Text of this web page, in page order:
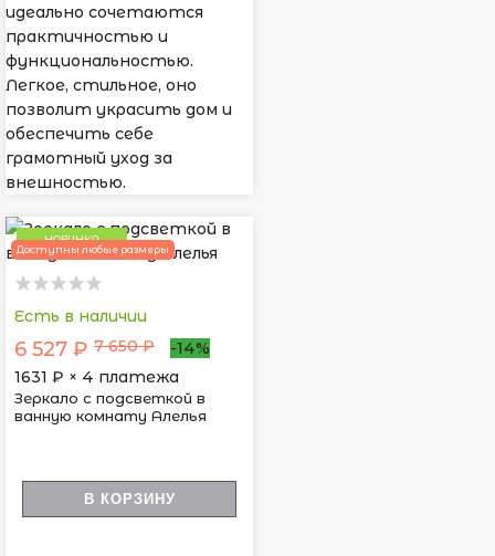
идеально сочетаются
практичностью и
функциональностью.
Легкое, стильное, оно
позволит украсить дом и
обеспечить себе
грамотный уход за
внешностью.
НОВИНКА
Доступны любые размеры
Есть в наличии
6 527 ₽ 7 650 ₽
-14%
1631 ₽ × 4 платежа
Зеркало с подсветкой в
ванную комнату Алелья
В КОРЗИНУ